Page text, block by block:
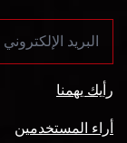
رأيك يهمنا
أراء المستخدمين